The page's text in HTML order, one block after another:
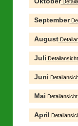
September
August
Juli Detailansicht
Juni
Mai Detailansicht
April